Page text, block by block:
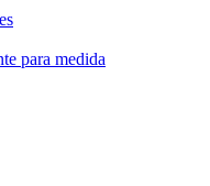
para medida